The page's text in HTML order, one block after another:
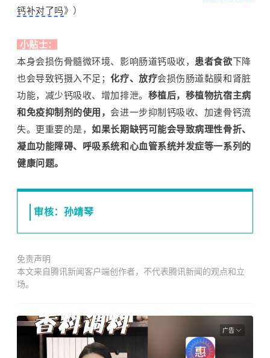
钙补对了吗》）
小贴士：
本身会损伤骨髓微环境、影响肠道钙吸收， 患者食欲下降
也会导致钙摄入不足；化疗、放疗会损伤肠道黏膜和肾脏
功能，减少钙吸收、增加排泄。 移植后，移植物抗宿主病
和免疫抑制剂的使用，会进一步抑制钙吸收、加速骨钙流
失。更重要的是，如果长期缺钙可能会导致病理性骨折、
凝血功能障碍、呼吸系统和心血管系统并发症等一系列的
健康问题。
审核：孙靖琴
免责声明
本文来自腾讯新闻客户端创作者，不代表腾讯新闻的观点和立
场。
广告